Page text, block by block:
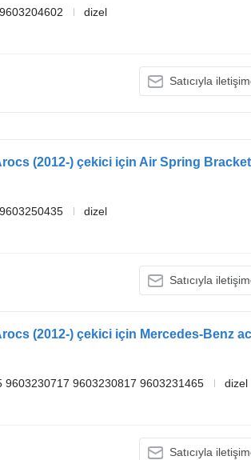
dizel
Satıcıyla
dizel
Satıcıyla
9603230717 9603230817 9603231465
dizel
Satıcıyla